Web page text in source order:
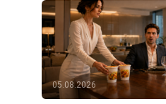
05.08.2026